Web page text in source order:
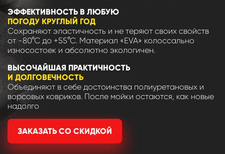
ЭФФЕКТИВНОСТЬ В ЛЮБУЮ
ПОГОДУ КРУГЛЫЙ ГОД
Сохраняют эластичность и не теряют своих свойств
от -80°С до +55°С. Материал «EVA» колоссально
износостоек и абсолютно экологичен.
ВЫСОЧАЙШАЯ ПРАКТИЧНОСТЬ
И ДОЛГОВЕЧНОСТЬ
Объединяют в себе достоинства полиуретановых и
ворсовых ковриков. После мойки остаются, как новые
надолго
ЗАКАЗАТЬ СО СКИДКОЙ